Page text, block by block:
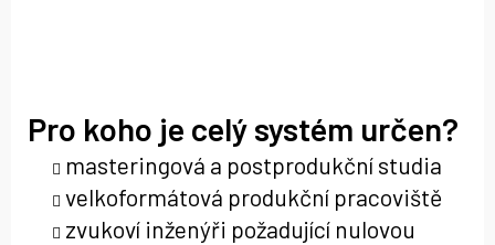
Pro koho je celý systém určen?
masteringová a postprodukční studia
velkoformátová produkční pracoviště
zvukoví inženýři požadující nulovou